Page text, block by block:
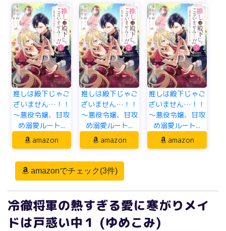
推しは殿下じゃご
ざいません…！！
～悪役令嬢、甘攻
め溺愛ルート...
amazon
推しは殿下じゃご
ざいません…！！
～悪役令嬢、甘攻
め溺愛ルート...
amazon
推しは殿下じゃご
ざいません…！！
～悪役令嬢、甘攻
め溺愛ルート...
amazon
amazonでチェック(3件)
冷徹将軍の熱すぎる愛に寒がりメイ
ドは戸惑い中１ (ゆめこみ)